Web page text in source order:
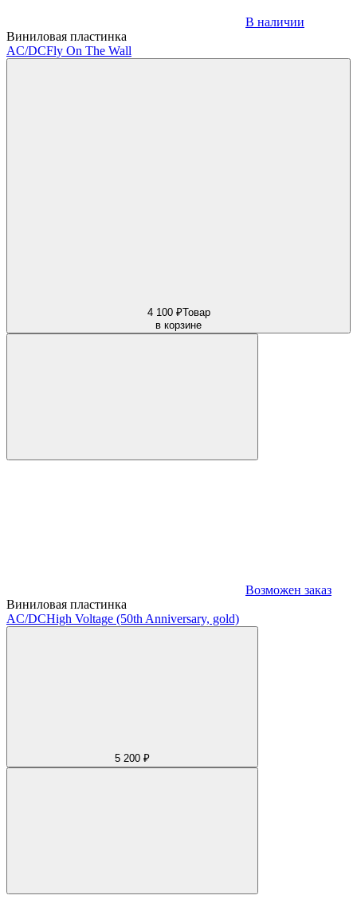
В наличии
Виниловая пластинка
AC/DCFly On The Wall
4 100 ₽Товар
в корзине
Возможен заказ
Виниловая пластинка
AC/DCHigh Voltage (50th Anniversary, gold)
5 200 ₽